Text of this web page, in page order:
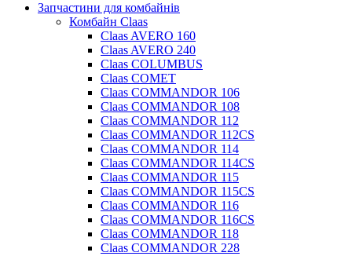
Запчастини для комбайнів
Комбайн Claas
Claas AVERO 160
Claas AVERO 240
Claas COLUMBUS
Claas COMET
Claas COMMANDOR 106
Claas COMMANDOR 108
Claas COMMANDOR 112
Claas COMMANDOR 112CS
Claas COMMANDOR 114
Claas COMMANDOR 114CS
Claas COMMANDOR 115
Claas COMMANDOR 115CS
Claas COMMANDOR 116
Claas COMMANDOR 116CS
Claas COMMANDOR 118
Claas COMMANDOR 228